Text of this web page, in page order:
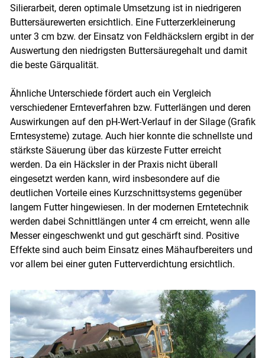
Skip to main content
Silierarbeit, deren optimale Umsetzung ist in niedrigeren
Buttersäurewerten ersichtlich. Eine Futterzerkleinerung
unter 3 cm bzw. der Einsatz von Feldhäckslern ergibt in der
Auswertung den niedrigsten Buttersäuregehalt und damit
die beste Gärqualität.
Ähnliche Unterschiede fördert auch ein Vergleich
verschiedener Ernteverfahren bzw. Futterlängen und deren
Auswirkungen auf den pH-Wert-Verlauf in der Silage (Grafik
Erntesysteme) zutage. Auch hier konnte die schnellste und
stärkste Säuerung über das kürzeste Futter erreicht
werden. Da ein Häcksler in der Praxis nicht überall
eingesetzt werden kann, wird insbesondere auf die
deutlichen Vorteile eines Kurzschnittsystems gegenüber
langem Futter hingewiesen. In der modernen Erntetechnik
werden dabei Schnittlängen unter 4 cm erreicht, wenn alle
Messer eingeschwenkt und gut geschärft sind. Positive
Effekte sind auch beim Einsatz eines Mähaufbereiters und
vor allem bei einer guten Futterverdichtung ersichtlich.